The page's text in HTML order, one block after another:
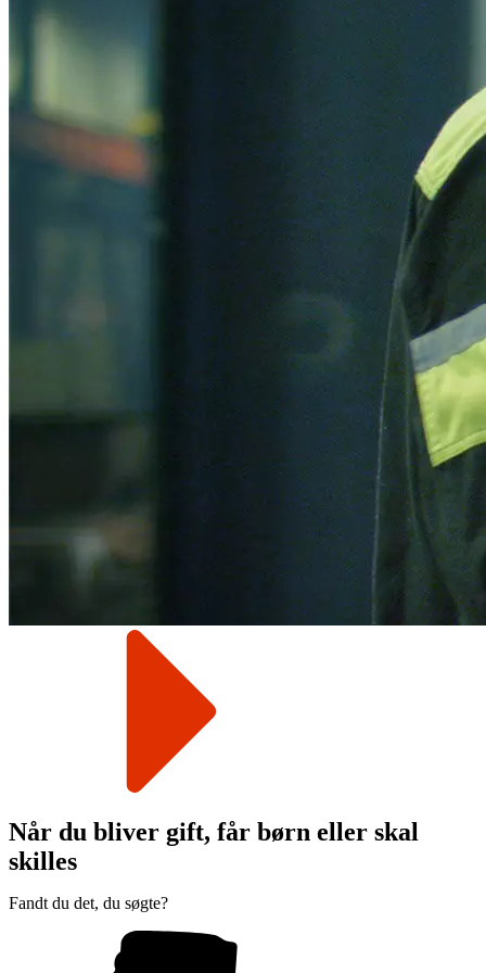
Når du bliver gift, får børn eller skal
skilles
Fandt du det, du søgte?